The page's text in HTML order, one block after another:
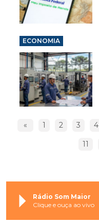
ECONOMIA
« 1 2 3 4
11
Rádio Som Maior
Clique e ouça ao vivo